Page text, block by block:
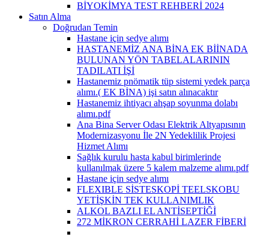
BİYOKİMYA TEST REHBERİ 2024
Satın Alma
Doğrudan Temin
Hastane için sedye alımı
HASTANEMİZ ANA BİNA EK BİİNADA
BULUNAN YÖN TABELALARININ
TADILATI İŞİ
Hastanemiz pnömatik tüp sistemi yedek parça
alımı.( EK BİNA) işi satın alınacaktır
Hastanemiz ihtiyacı ahşap soyunma dolabı
alımı.pdf
Ana Bina Server Odası Elektrik Altyapısının
Modernizasyonu İle 2N Yedeklilik Projesi
Hizmet Alımı
Sağlık kurulu hasta kabul birimlerinde
kullanılmak üzere 5 kalem malzeme alımı.pdf
Hastane için sedye alımı
FLEXIBLE SİSTESKOPİ TEELSKOBU
YETİŞKİN TEK KULLANIMLIK
ALKOL BAZLI EL ANTİSEPTİĞİ
272 MİKRON CERRAHİ LAZER FİBERİ